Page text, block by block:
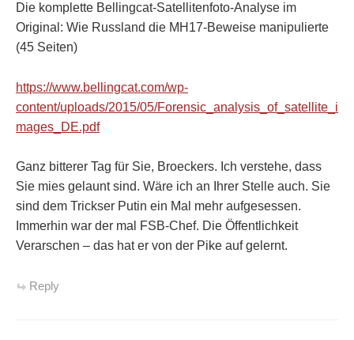
Die komplette Bellingcat-Satellitenfoto-Analyse im
Original: Wie Russland die MH17-Beweise manipulierte
(45 Seiten)
https://www.bellingcat.com/wp-
content/uploads/2015/05/Forensic_analysis_of_satellite_i
mages_DE.pdf
Ganz bitterer Tag für Sie, Broeckers. Ich verstehe, dass
Sie mies gelaunt sind. Wäre ich an Ihrer Stelle auch. Sie
sind dem Trickser Putin ein Mal mehr aufgesessen.
Immerhin war der mal FSB-Chef. Die Öffentlichkeit
Verarschen – das hat er von der Pike auf gelernt.
Reply